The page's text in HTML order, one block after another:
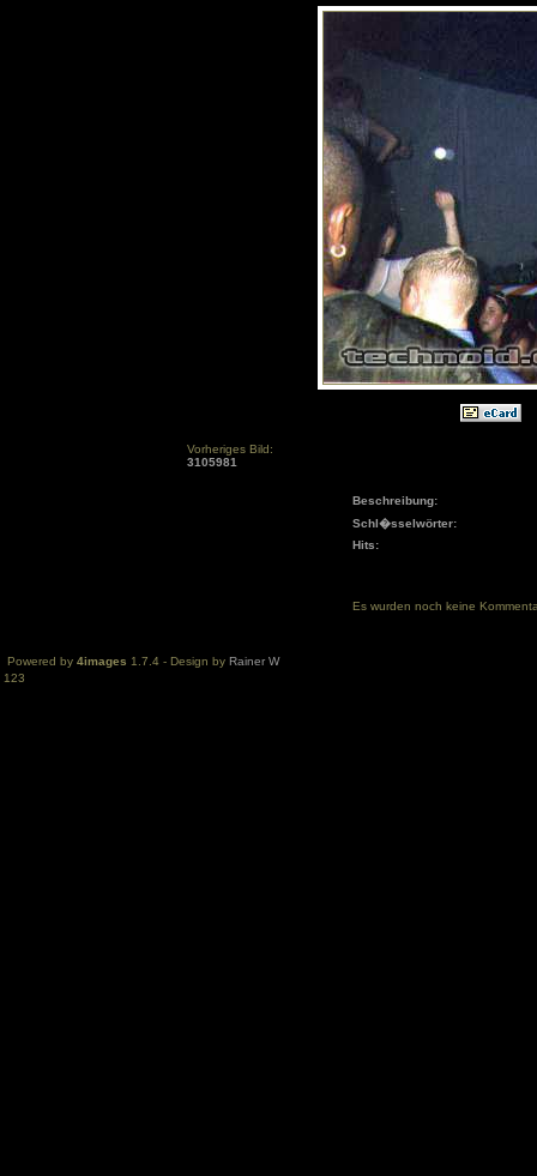
Vorheriges Bild:
3105981
Beschreibung:
Schl�sselwörter:
Hits:
Es wurden noch keine
Powered by 4images 1.7.4 - Design by Rainer W
123